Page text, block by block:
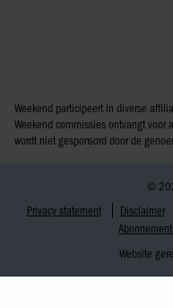
Weekend participeert in diverse
Weekend commissies ontvangt
wordt niet gesponsord door de
©
Privacy statement
Disclaimer
Website